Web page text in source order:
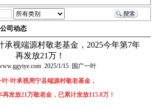
司动态
承视端源村敬老基金，2025今年第7年
再发放21万！
2025/1/15 国广一叶
叶·叶承视周宁县端源村敬老基金，
再发放21万敬老金，已累计发放115.8万！